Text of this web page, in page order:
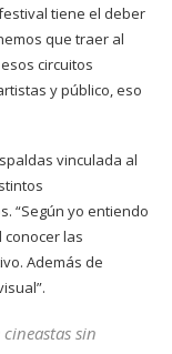
tiene el deber
que traer al
circuitos
y público, eso
vinculada al
“Según yo entiendo
las
Además de
sin